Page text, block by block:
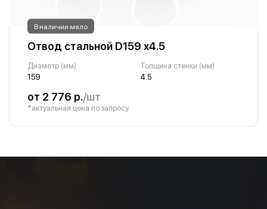
В наличии мало
Отвод стальной D159 х4.5
Диаметр (мм)
159
Толщина стенки (мм)
4.5
от 2 776 р./шт
*актуальная цена по запросу